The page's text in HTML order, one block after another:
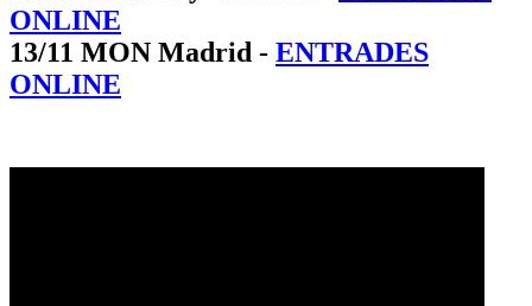
ONLINE
13/11 MON Madrid - ENTRADES
ONLINE